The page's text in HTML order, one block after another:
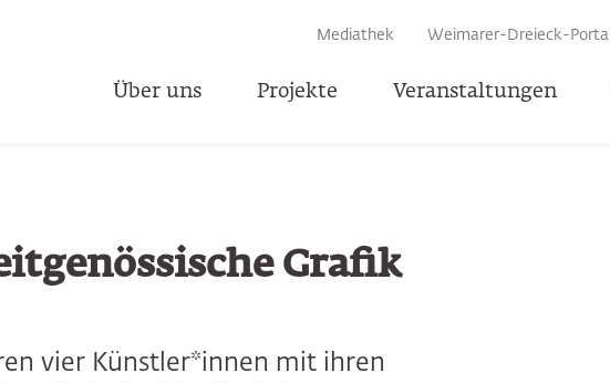
Mediathek Weimarer-Dreieck-Portal
Über uns Projekte Veranstaltungen
Grafik
vier Künstler*innen mit ihren